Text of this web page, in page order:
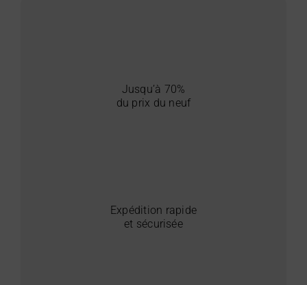
Jusqu’à 70%
du prix du neuf
Expédition rapide
et sécurisée